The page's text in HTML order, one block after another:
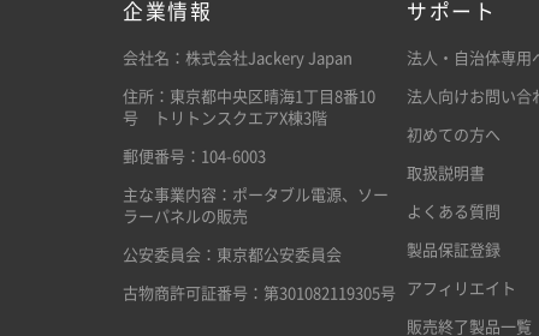
企業情報
会社名：株式会社Jackery Japan
住所：東京都中央区晴海1丁目8番10
号 トリトンスクエアX棟3階
郵便番号：104-6003
主な事業内容：ポータブル電源、ソー
ラーパネルの販売
公安委員会：東京都公安委員会
古物商許可証番号：第301082119305号
サポート
法人・自治体専用
法人向けお問い合
初めての方へ
取扱説明書
よくある質問
製品保証登録
アフィリエイト
販売終了製品一覧